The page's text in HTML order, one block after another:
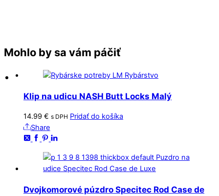
Mohlo by sa vám páčiť
Klip na udicu NASH Butt Locks Malý
14.99 € s DPH Pridať do košíka
Share
Dvojkomorové púzdro Specitec Rod Case de